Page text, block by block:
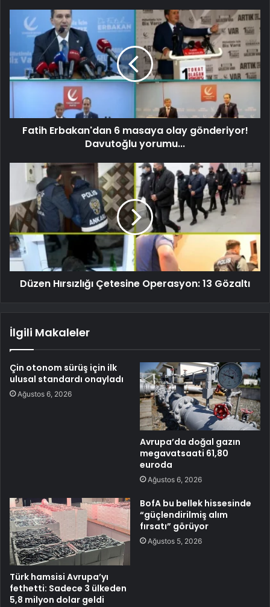
Fatih Erbakan'dan 6 masaya olay gönderiyor!
Davutoğlu yorumu...
Düzen Hırsızlığı Çetesine Operasyon: 13 Gözaltı
İlgili Makaleler
Çin otonom sürüş için ilk
ulusal standardı onayladı
Ağustos 6, 2026
Avrupa’da doğal gazın
megavatsaati 61,80
euroda
Ağustos 6, 2026
Türk hamsisi Avrupa’yı
fethetti: Sadece 3 ülkeden
5,8 milyon dolar geldi
BofA bu bellek hissesinde
“güçlendirilmiş alım
fırsatı” görüyor
Ağustos 5, 2026